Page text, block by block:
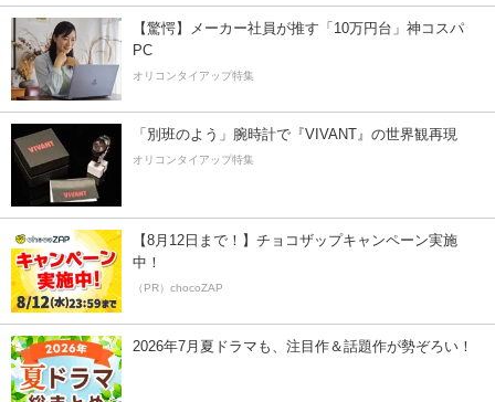
【驚愕】メーカー社員が推す「10万円台」神コスパ
PC
オリコンタイアップ特集
「別班のよう」腕時計で『VIVANT』の世界観再現
オリコンタイアップ特集
【8月12日まで！】チョコザップキャンペーン実施
中！
（PR）chocoZAP
2026年7月夏ドラマも、注目作＆話題作が勢ぞろい！